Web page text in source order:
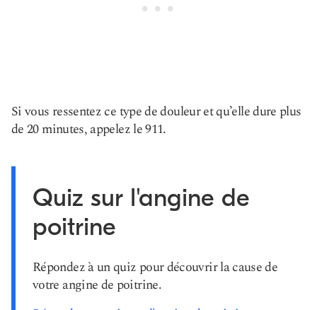
Si vous ressentez ce type de douleur et qu’elle dure plus
de 20 minutes, appelez le 911.
Quiz sur l'angine de
poitrine
Répondez à un quiz pour découvrir la cause de
votre angine de poitrine.